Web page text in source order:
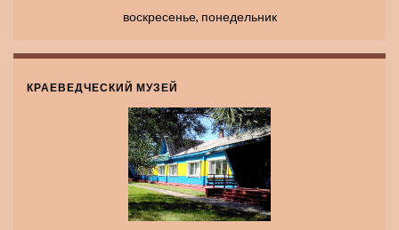
воскресенье, понедельник
КРАЕВЕДЧЕСКИЙ МУЗЕЙ